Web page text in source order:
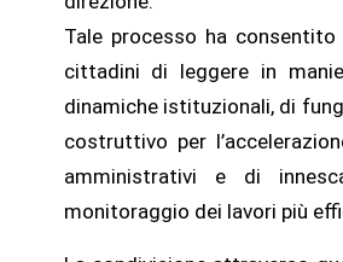
Tale processo ha
cittadini di leggere in
dinamiche istituzionali, di
costruttivo per
amministrativi e di
monitoraggio dei lavori più